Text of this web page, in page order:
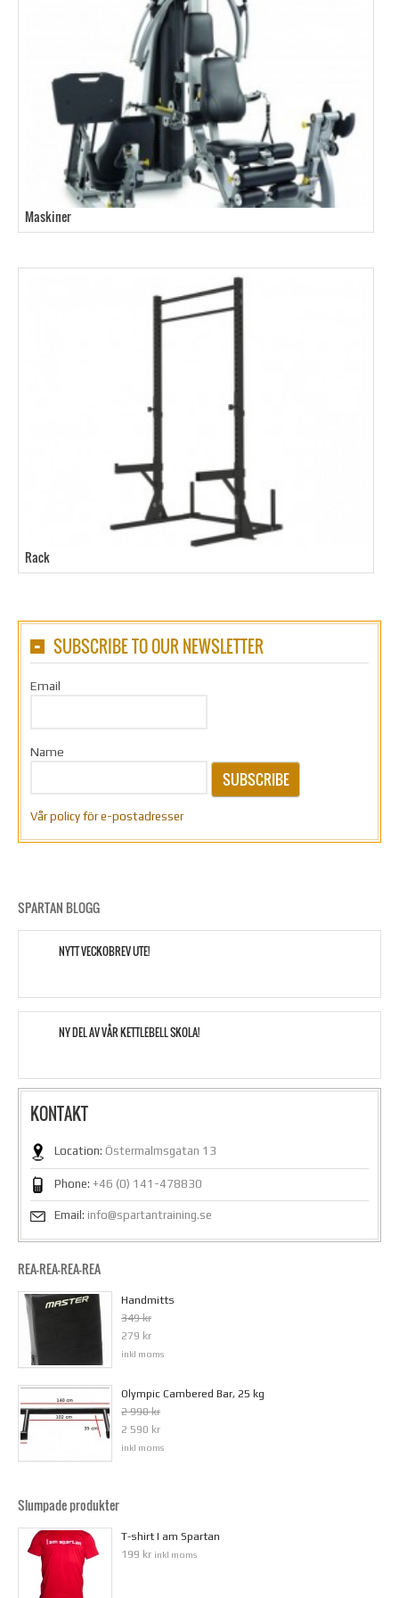
Maskiner
Rack
SUBSCRIBE TO OUR NEWSLETTER
Email
Name
SUBSCRIBE
Vår policy för e-postadresser
SPARTAN BLOGG
NYTT VECKOBREV UTE!
NY DEL AV VÅR KETTLEBELL SKOLA!
KONTAKT
Location: Östermalmsgatan 13
Phone: +46 (0) 141-478830
Email: info@spartantraining.se
REA-REA-REA-REA
Handmitts
349 kr
279 kr
inkl moms
Olympic Cambered Bar, 25 kg
2 990 kr
2 590 kr
inkl moms
Slumpade produkter
T-shirt I am Spartan
199 kr inkl moms